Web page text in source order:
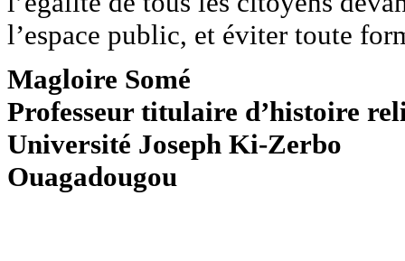
l’espace public, et éviter toute
Magloire Somé
Professeur titulaire d’histoire
Université Joseph Ki-Zerbo
Ouagadougou